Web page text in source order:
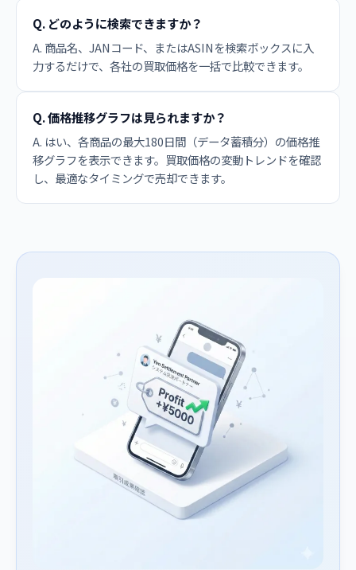
Q. どのように検索できますか？
A. 商品名、JANコード、またはASINを検索ボックスに入
力するだけで、各社の買取価格を一括で比較できます。
Q. 価格推移グラフは見られますか？
A. はい、各商品の最大180日間（データ蓄積分）の価格推
移グラフを表示できます。買取価格の変動トレンドを確認
し、最適なタイミングで売却できます。